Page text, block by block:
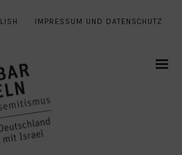
IMPRESSUM UND DATENSCHUTZ